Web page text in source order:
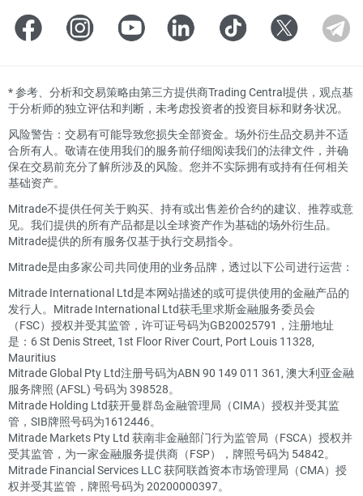
*参考、分析和交易策略由第三方提供商Trading Central提供，观点基
于分析师的独立评估和判断，未考虑投资者的投资目标和财务状况。
风险警告：交易有可能导致您损失全部资金。场外衍生品交易并不适
合所有人。敬请在使用我们的服务前仔细阅读我们的法律文件，并确
保在交易前充分了解所涉及的风险。您并不实际拥有或持有任何相关
基础资产。
Mitrade不提供任何关于购买、持有或出售差价合约的建议、推荐或意
见。我们提供的所有产品都是以全球资产作为基础的场外衍生品。
Mitrade提供的所有服务仅基于执行交易指令。
Mitrade是由多家公司共同使用的业务品牌，透过以下公司进行运营：
Mitrade International Ltd是本网站描述的或可提供使用的金融产品的
发行人。Mitrade International Ltd获毛里求斯金融服务委员会
（FSC）授权并受其监管，许可证号码为GB20025791，注册地址
是：6 St Denis Street, 1st Floor River Court, Port Louis 11328,
Mauritius
Mitrade Global Pty Ltd注册号码为ABN 90 149 011 361, 澳大利亚金融
服务牌照 (AFSL) 号码为 398528。
Mitrade Holding Ltd获开曼群岛金融管理局（CIMA）授权并受其监
管，SIB牌照号码为1612446。
Mitrade Markets Pty Ltd 获南非金融部门行为监管局（FSCA）授权并
受其监管，为一家金融服务提供商（FSP），牌照号码为 54842。
Mitrade Financial Services LLC 获阿联酋资本市场管理局（CMA）授
权并受其监管，牌照号码为 20200000397。